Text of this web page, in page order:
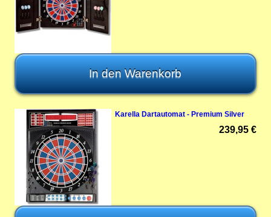
Karella Dartautomat - Premium Silver
239,95 €